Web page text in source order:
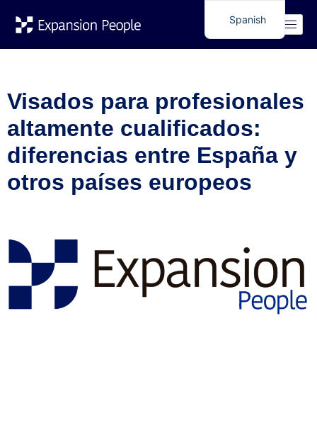
Etiqueta: Tarjeta Azul
UE
Visados para profesionales
altamente cualificados:
diferencias entre España y
otros países europeos
Spanish
English